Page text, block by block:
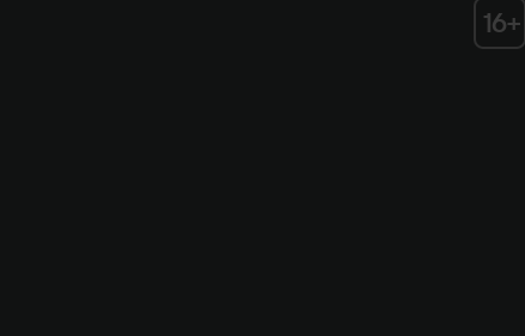
16+